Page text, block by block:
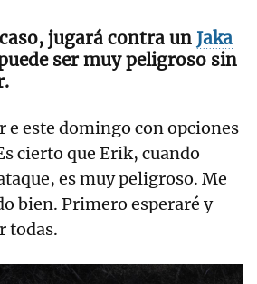
jugará contra un Jaka
ser muy peligroso sin
este domingo con opciones
cierto que Erik, cuando
es muy peligroso. Me
bien. Primero esperaré y
todas.